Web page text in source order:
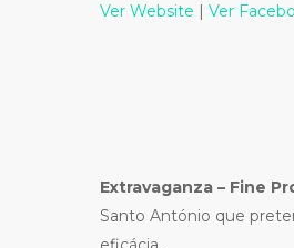
Ver Website | Ver
Extravaganza – Fine
Santo António que